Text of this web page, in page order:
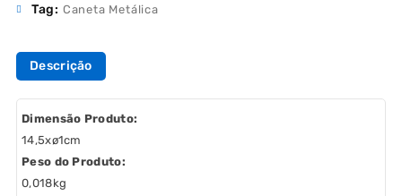
Tag: Caneta Metálica
Descrição
Dimensão Produto:
14,5xø1cm
Peso do Produto:
0,018kg